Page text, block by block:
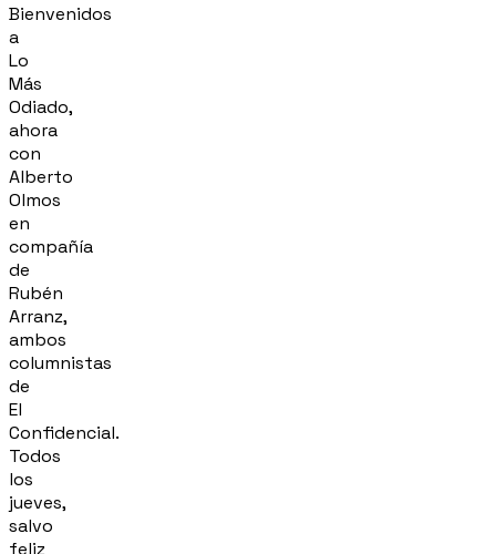
Bienvenidos
a
Lo
Más
Odiado,
ahora
con
Alberto
Olmos
en
compañía
de
Rubén
Arranz,
ambos
columnistas
de
El
Confidencial.
Todos
los
jueves,
salvo
feliz